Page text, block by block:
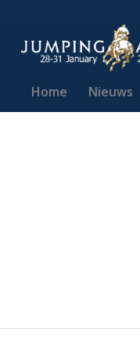
Home Nieuws